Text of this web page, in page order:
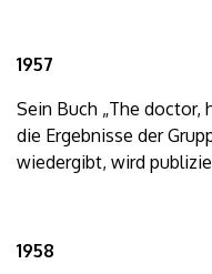
1957
Sein Buch „The doctor,
die Ergebnisse der
wiedergibt, wird
1958